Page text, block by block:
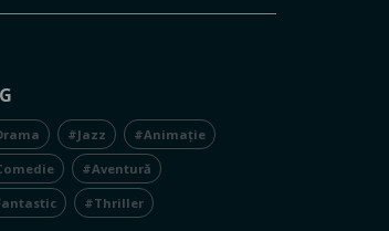
#Jazz #Animație
#Aventură
#Thriller